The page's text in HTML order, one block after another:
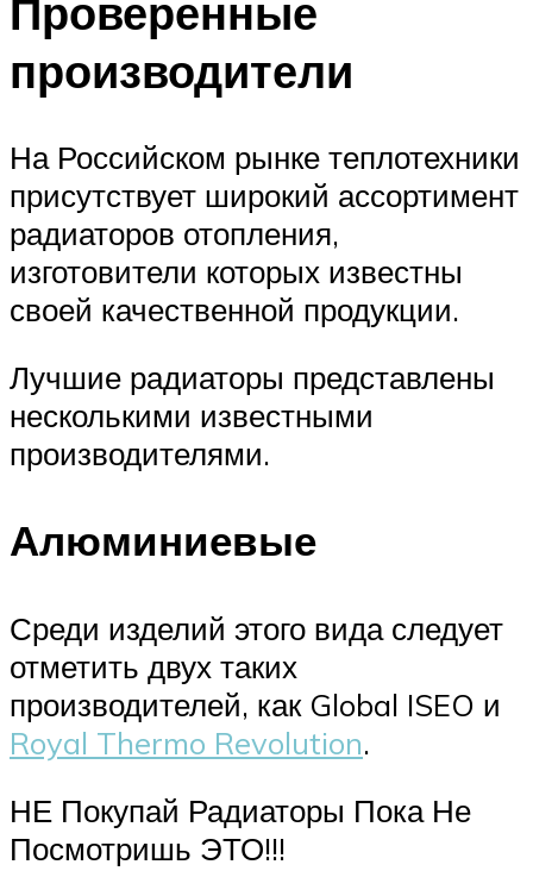
Проверенные
производители
На Российском рынке теплотехники
присутствует широкий ассортимент
радиаторов отопления,
изготовители которых известны
своей качественной продукции.
Лучшие радиаторы представлены
несколькими известными
производителями.
Алюминиевые
Среди изделий этого вида следует
отметить двух таких
производителей, как Global ISEO и
Royal Thermo Revolution.
НЕ Покупай Радиаторы Пока Не
Посмотришь ЭТО!!!